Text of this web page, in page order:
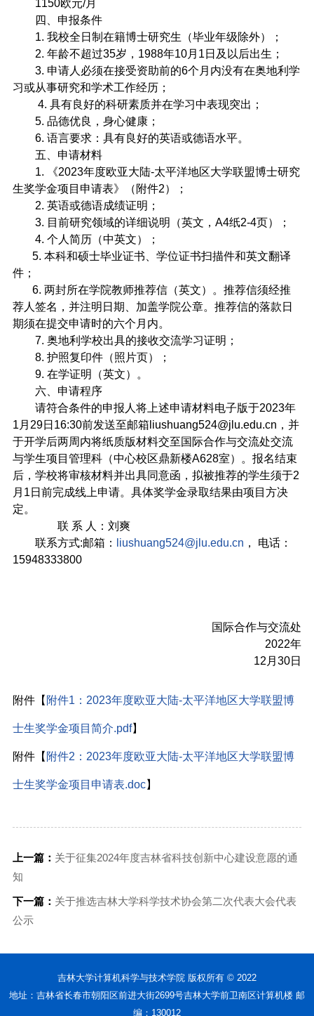
1150欧元/月
四、申报条件
1. 我校全日制在籍博士研究生（毕业年级除外）；
2. 年龄不超过35岁， 1988年10月 1 日及以后出生；
3. 申请人必须在接受资助前的6个月内没有在奥地利学
习或从事研究和学术工作经历；
4. 具有良好的科研素质并在学习中表现突出；
5. 品德优良，身心健康；
6. 语言要求：具有良好的英语或德语水平。
五、申请材料
1.
《2023年度欧亚大陆-太平洋地区大学联盟博士研究
生奖学金项目申请表》（附件2）；
2. 英语或德语成绩证明；
3. 目前研究领域的详细说明（英文， A4纸2-4页）；
4. 个人简历（中英文）；
5. 本科和硕士毕业证书、学位证书扫描件和英文翻译
件；
6. 两封所在学院教师推荐信（英文）。推荐信须经推
荐人签名，并注明日期、加盖学院公章。推荐信的落款日
期须在提交申请时的六个月内。
7. 奥地利学校出具的接收交流学习证明；
8. 护照复印件（照片页）；
9. 在学证明（英文）。
六、申请程序
请符合条件的申报人将上述申请材料电子版于2023年
1 月 29日 16:30前发送至邮箱 liushuang524@jlu.edu.cn ，并
于开学后两周内将纸质版材料交至国际合作与交流处交流
与学生项目管理科（中心校区鼎新楼A628室）。报名结束
后，学校将审核材料并出具同意函，拟被推荐的学生须于2
月 1 日前完成线上申请。具体奖学金录取结果由项目方决
定。
联 系 人：刘爽
联系方式:邮箱： liushuang524@jlu.edu.cn ， 电话：
15948333800
国际合作与交流处
2022年
12 月 30日
附件【 附件1：2023年度欧亚大陆-太平洋地区大学联盟博
士生奖学金项目简介.pdf】
附件【 附件2：2023年度欧亚大陆-太平洋地区大学联盟博
士生奖学金项目申请表.doc】
上一篇： 关于征集2024年度吉林省科技创新中心建设意愿的通
知
下一篇： 关于推选吉林大学科学技术协会第二次代表大会代表
公示
吉林大学计算机科学与技术学院 版权所有 © 2022
地址：吉林省长春市朝阳区前进大街2699号吉林大学前卫南区计算机楼 邮
编：130012